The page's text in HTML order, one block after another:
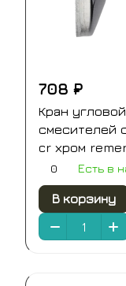
708 ₽
Кран
смесителей
cr хром
0 Есть в
В корзину